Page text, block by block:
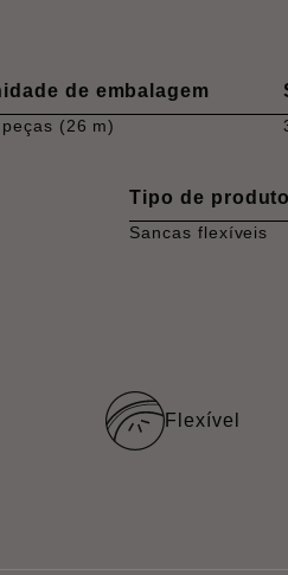
de embalagem
(26 m)
Tipo de produto
Sancas flexíveis
Flexível